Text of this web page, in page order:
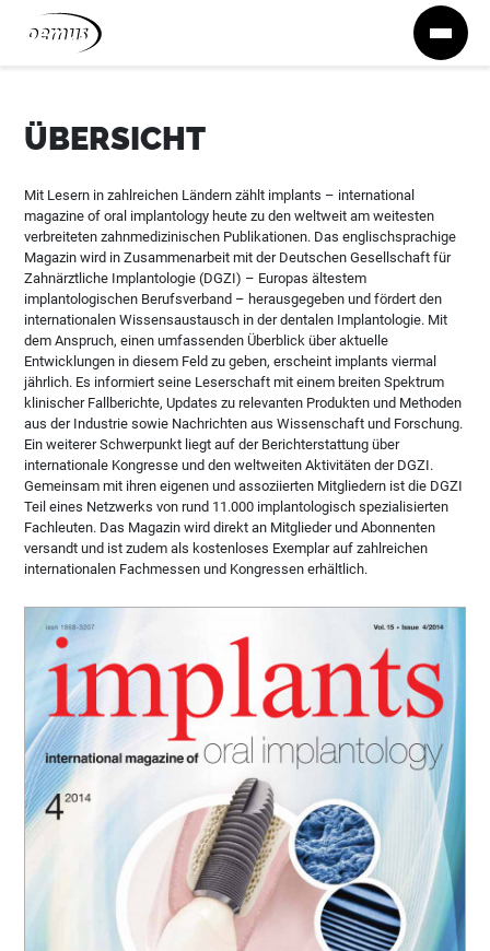
Zum Inhalt springen
ÜBERSICHT
Mit Lesern in zahlreichen Ländern zählt implants – international
magazine of oral implantology heute zu den weltweit am weitesten
verbreiteten zahnmedizinischen Publikationen. Das englischsprachige
Magazin wird in Zusammenarbeit mit der Deutschen Gesellschaft für
Zahnärztliche Implantologie (DGZI) – Europas ältestem
implantologischen Berufsverband – herausgegeben und fördert den
internationalen Wissensaustausch in der dentalen Implantologie. Mit
dem Anspruch, einen umfassenden Überblick über aktuelle
Entwicklungen in diesem Feld zu geben, erscheint implants viermal
jährlich. Es informiert seine Leserschaft mit einem breiten Spektrum
klinischer Fallberichte, Updates zu relevanten Produkten und Methoden
aus der Industrie sowie Nachrichten aus Wissenschaft und Forschung.
Ein weiterer Schwerpunkt liegt auf der Berichterstattung über
internationale Kongresse und den weltweiten Aktivitäten der DGZI.
Gemeinsam mit ihren eigenen und assoziierten Mitgliedern ist die DGZI
Teil eines Netzwerks von rund 11.000 implantologisch spezialisierten
Fachleuten. Das Magazin wird direkt an Mitglieder und Abonnenten
versandt und ist zudem als kostenloses Exemplar auf zahlreichen
internationalen Fachmessen und Kongressen erhältlich.